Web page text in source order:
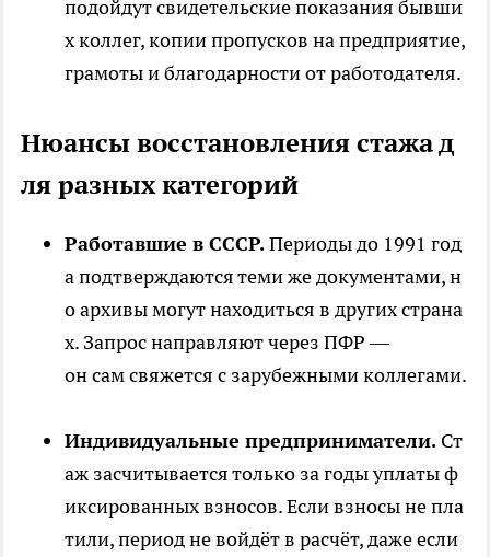
подойдут свидетельские показания бывши
х коллег, копии пропусков на предприятие,
грамоты и благодарности от работодателя.
Нюансы восстановления стажа д
ля разных категорий
Работавшие в СССР.Периоды до 1991 год
а подтверждаются теми же документами, н
о архивы могут находиться в других страна
х. Запрос направляют через ПФР —
он сам свяжется с зарубежными коллегами.
Индивидуальные предприниматели. Ст
аж засчитывается только за годы уплаты ф
иксированных взносов. Если взносы не пла
тили, период не войдёт в расчёт, даже если